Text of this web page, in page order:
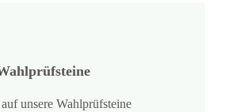
unsere Wahlprüfsteine